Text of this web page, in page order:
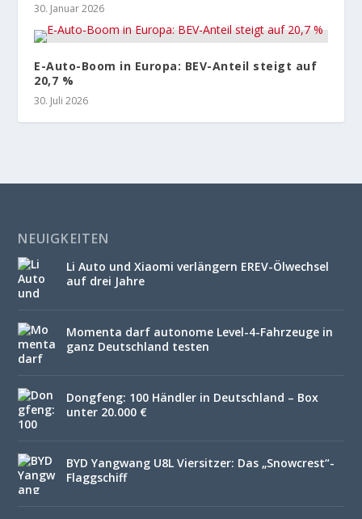
30. Januar 2026
E-Auto-Boom in Europa: BEV-Anteil steigt auf
20,7 %
30. Juli 2026
NEUIGKEITEN
Li Auto und Xiaomi verlängern EREV-Ölwechsel
auf drei Jahre
Momenta darf autonome Level-4-Fahrzeuge in
ganz Deutschland testen
Dongfeng: 100 Händler in Deutschland – Box
unter 20.000 €
BYD Yangwang U8L Viersitzer: Das „Snowcrest“-
Flaggschiff